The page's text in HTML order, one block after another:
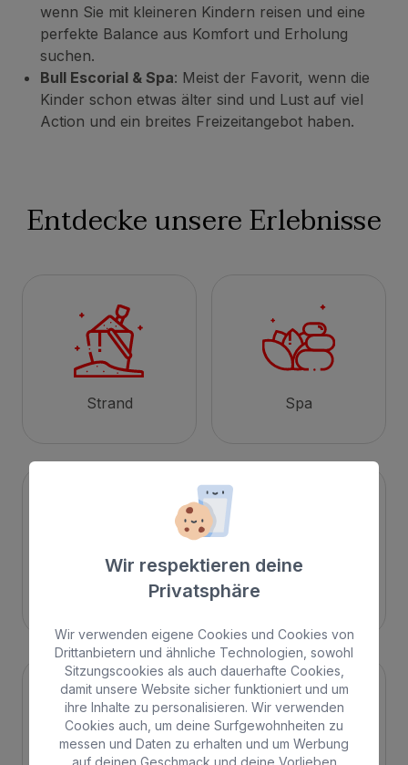
wenn Sie mit kleineren Kindern reisen und eine
perfekte Balance aus Komfort und Erholung
suchen.
Bull Escorial & Spa: Meist der Favorit, wenn die
Kinder schon etwas älter sind und Lust auf viel
Action und ein breites Freizeitangebot haben.
Entdecke unsere Erlebnisse
Strand Spa
All Inclusive
Wir respektieren deine
Privatsphäre
Wir verwenden eigene Cookies und Cookies von
Drittanbietern und ähnliche Technologien, sowohl
Sitzungscookies als auch dauerhafte Cookies,
damit unsere Website sicher funktioniert und um
ihre Inhalte zu personalisieren. Wir verwenden
Cookies auch, um deine Surfgewohnheiten zu
messen und Daten zu erhalten und um Werbung
auf deinen Geschmack und deine Vorlieben